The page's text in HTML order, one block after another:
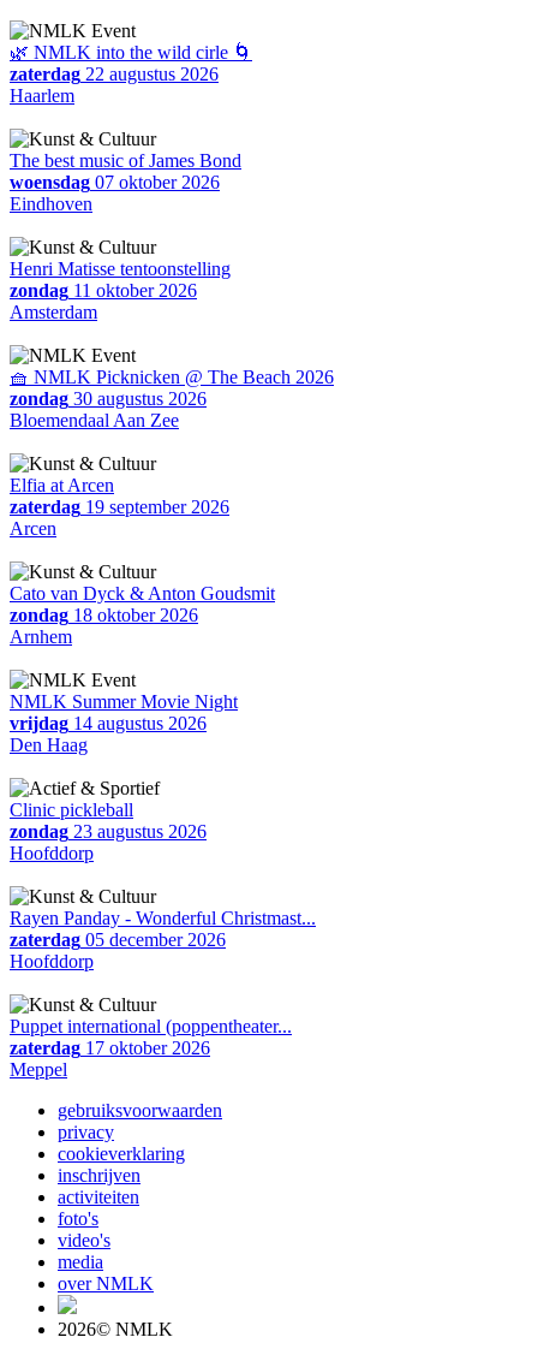
🌿 NMLK into the wild cirle 🌀
zaterdag 22 augustus 2026
Haarlem
The best music of James Bond
woensdag 07 oktober 2026
Eindhoven
Henri Matisse tentoonstelling
zondag 11 oktober 2026
Amsterdam
🧺 NMLK Picknicken @ The Beach 2026
zondag 30 augustus 2026
Bloemendaal Aan Zee
Elfia at Arcen
zaterdag 19 september 2026
Arcen
Cato van Dyck & Anton Goudsmit
zondag 18 oktober 2026
Arnhem
NMLK Summer Movie Night
vrijdag 14 augustus 2026
Den Haag
Clinic pickleball
zondag 23 augustus 2026
Hoofddorp
Rayen Panday - Wonderful Christmast...
zaterdag 05 december 2026
Hoofddorp
Puppet international (poppentheater...
zaterdag 17 oktober 2026
Meppel
gebruiksvoorwaarden
privacy
cookieverklaring
inschrijven
activiteiten
foto's
video's
media
over NMLK
2026© NMLK